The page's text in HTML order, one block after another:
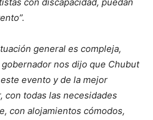
general es compleja,
nos dijo que Chubut
evento y de la mejor
con todas las necesidades
con alojamientos cómodos,